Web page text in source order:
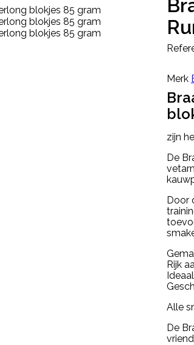
Merk
zijn
De
Door
Rijk
Alle
De